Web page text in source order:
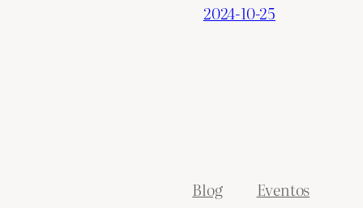
2024-10-25
Blog
Eventos